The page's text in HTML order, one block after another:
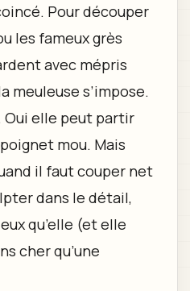
Pour découper
les fameux grès
avec mépris
meuleuse s’impose.
elle peut partir
mou. Mais
il faut couper net
dans le détail,
qu’elle (et elle
cher qu’une